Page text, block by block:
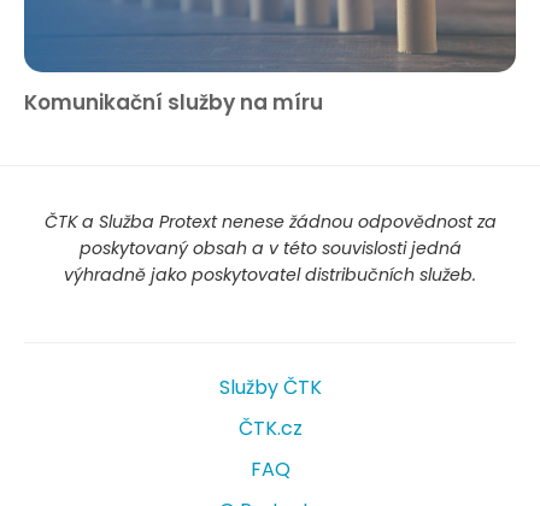
Komunikační služby na míru
ČTK a Služba Protext nenese žádnou odpovědnost za
poskytovaný obsah a v této souvislosti jedná
výhradně jako poskytovatel distribučních služeb.
Služby ČTK
ČTK.cz
FAQ